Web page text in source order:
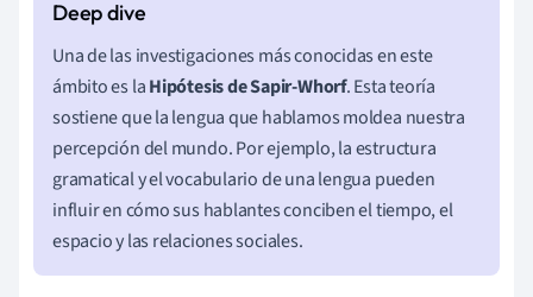
Una de las investigaciones más conocidas en este
ámbito es laHipótesis de Sapir-Whorf. Esta teoría
sostiene que la lengua que hablamos moldea nuestra
percepción del mundo. Por ejemplo, la estructura
gramatical y el vocabulario de una lengua pueden
influir en cómo sus hablantes conciben el tiempo, el
espacio y las relaciones sociales.